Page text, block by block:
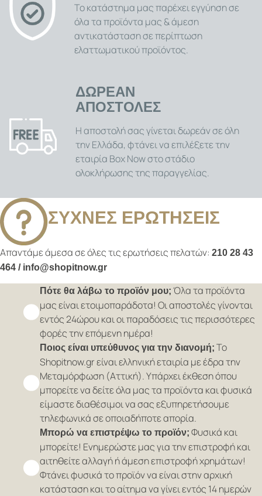
Το κατάστημα μας παρέχει εγγύηση σε
όλα τα προϊόντα μας & άμεση
αντικατάσταση σε περίπτωση
ελαττωματικού προϊόντος.
ΔΩΡΕΑΝ
ΑΠΟΣΤΟΛΕΣ
Η αποστολή σας γίνεται δωρεάν σε όλη
την Ελλάδα, φτάνει να επιλέξετε την
εταιρία Box Now στο στάδιο
ολοκλήρωσης της παραγγελίας.
ΣΥΧΝΕΣ ΕΡΩΤΗΣΕΙΣ
Απαντάμε άμεσα σε όλες τις ερωτήσεις πελατών: 210 28 43
464 / info@shopitnow.gr
Πότε θα λάβω το προϊόν μου; Όλα τα προϊόντα
μας είναι ετοιμοπαράδοτα! Οι αποστολές γίνονται
εντός 24ώρου και οι παραδόσεις τις περισσότερες
φορές την επόμενη ημέρα!
Ποιος είναι υπεύθυνος για την διανομή; Το
Shopitnow.gr είναι ελληνική εταιρία με έδρα την
Μεταμόρφωση (Αττική). Υπάρχει έκθεση όπου
μπορείτε να δείτε όλα μας τα προϊόντα και φυσικά
είμαστε διαθέσιμοι να σας εξυπηρετήσουμε
τηλεφωνικά σε οποιαδήποτε απορία.
Μπορώ να επιστρέψω το προϊόν; Φυσικά και
μπορείτε! Ενημερώστε μας για την επιστροφή και
αιτηθείτε αλλαγή ή άμεση επιστροφή χρημάτων!
Φτάνει φυσικά το προϊόν να είναι στην αρχική
κατάσταση και το αίτημα να γίνει εντός 14 ημερών